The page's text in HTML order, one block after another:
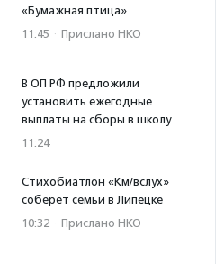
«Бумажная птица»
11:45 · Прислано НКО
В ОП РФ предложили
установить ежегодные
выплаты на сборы в школу
11:24
Стихобиатлон «Км/вслух»
соберет семьи в Липецке
10:32 · Прислано НКО